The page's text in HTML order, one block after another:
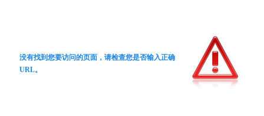
没有找到您要访问的页面，请检查您是否输入正确
URL。